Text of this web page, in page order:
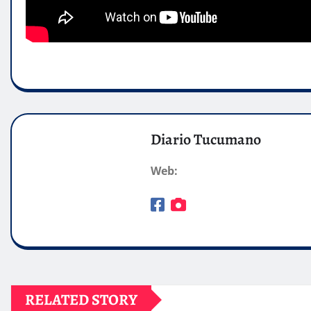
Diario Tucumano
Web:
RELATED STORY